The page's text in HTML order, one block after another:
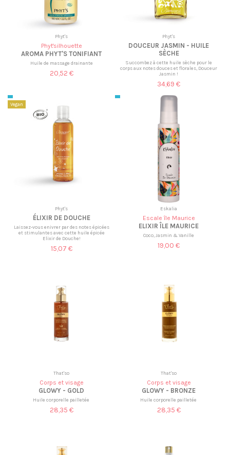
Phyt's
Phyt'silhouette
AROMA PHYT'S TONIFIANT
Huile de massage drainante
20,52 €
Phyt's
DOUCEUR JASMIN - HUILE
SÈCHE
Succombez à cette huile sèche pour le
corps aux notes douces et florales, Douceur
Jasmin !
34,69 €
Vegan
Phyt's
ÉLIXIR DE DOUCHE
Laissez-vous enivrer par des notes épicées
et stimulantes avec cette huile épicée
Elixir de Douche!
15,07 €
Eskalia
Escale île Maurice
ELIXIR ÎLE MAURICE
Coco, Jasmin & Vanille
19,00 €
That'so
Corps et visage
GLOWY - GOLD
Huile corporelle pailletée
28,35 €
That'so
Corps et visage
GLOWY - BRONZE
Huile corporelle pailletée
28,35 €